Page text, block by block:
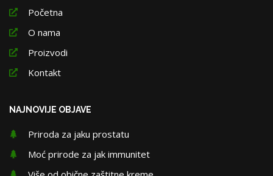
Početna
O nama
Proizvodi
Kontakt
NAJNOVIJE OBJAVE
Priroda za jaku prostatu
Moć prirode za jak immunitet